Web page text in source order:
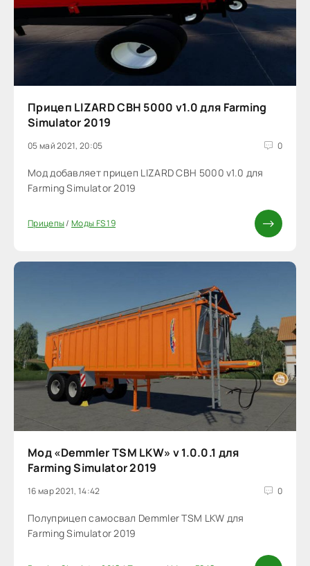
Прицеп LIZARD CBH 5000 v1.0 для Farming
Simulator 2019
05 май 2021, 20:05 0
Мод добавляет прицеп LIZARD CBH 5000 v1.0 для
Farming Simulator 2019
Прицепы/Моды FS 19
Мод «Demmler TSM LKW» v 1.0.0.1 для
Farming Simulator 2019
16 мар 2021, 14:42 0
Полуприцеп самосвал Demmler TSM LKW для
Farming Simulator 2019